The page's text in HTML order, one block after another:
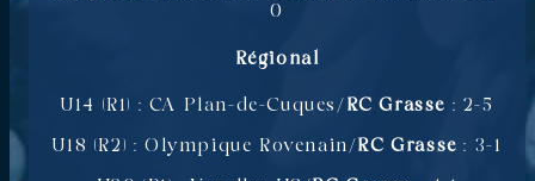
0
Régional
U14 (R1) : CA Plan-de-Cuques/ RC Grasse : 2-5
U18 (R2) : Olympique Rovenain/RC Grasse : 3-1